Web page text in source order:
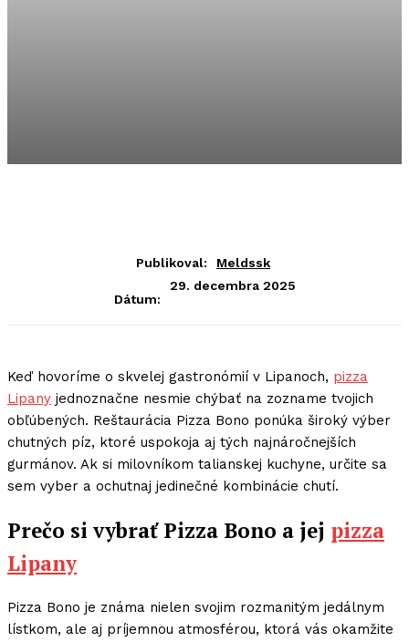
Publikoval: Meldssk
Dátum:
29. decembra 2025
Keď hovoríme o skvelej gastronómií v Lipanoch, pizza
Lipany jednoznačne nesmie chýbať na zozname tvojich
obľúbených. Reštaurácia Pizza Bono ponúka široký výber
chutných píz, ktoré uspokoja aj tých najnáročnejších
gurmánov. Ak si milovníkom talianskej kuchyne, určite sa
sem vyber a ochutnaj jedinečné kombinácie chutí.
Prečo si vybrať Pizza Bono a jej pizza
Lipany
Pizza Bono je známa nielen svojim rozmanitým jedálnym
lístkom, ale aj príjemnou atmosférou, ktorá vás okamžite